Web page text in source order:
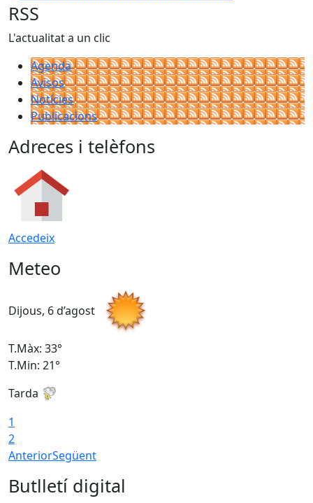
RSS
L'actualitat a un clic
Agenda
Avisos
Notícies
Publicacions
Adreces i telèfons
Accedeix
Meteo
Dijous, 6 d’agost
T.Màx: 33°
T.Min: 21°
Tarda
1
2
AnteriorSegüent
Butlletí digital